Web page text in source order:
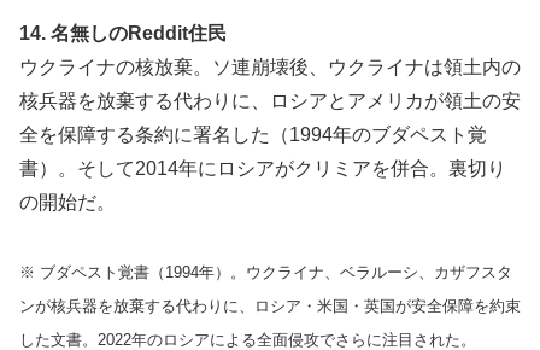
14. 名無しのReddit住民
ウクライナの核放棄。ソ連崩壊後、ウクライナは領土内の
核兵器を放棄する代わりに、ロシアとアメリカが領土の安
全を保障する条約に署名した（1994年のブダペスト覚
書）。そして2014年にロシアがクリミアを併合。裏切り
の開始だ。
※ ブダペスト覚書（1994年）。ウクライナ、ベラルーシ、カザフスタ
ンが核兵器を放棄する代わりに、ロシア・米国・英国が安全保障を約束
した文書。2022年のロシアによる全面侵攻でさらに注目された。